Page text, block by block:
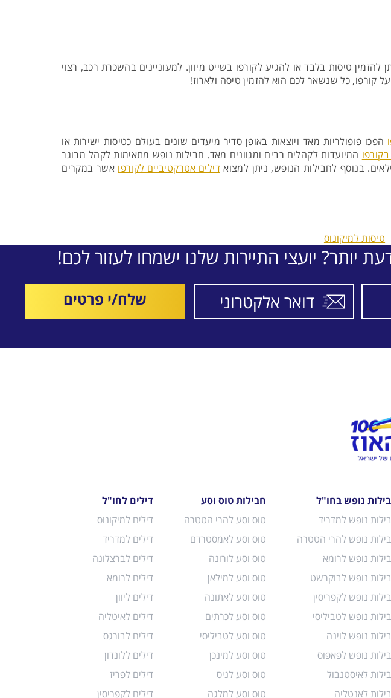
טיסות בלבד או להגיע לקורפו בשייט מיוון. למעוניינים בהשכרת רכב, רצוי
קורפו, כל שנשאר לכם הוא להזמין טיסה ולארוז!
הפכו פופולריות מאד ויוצאות באופן סדיר מיעדים שונים בעולם כטיסות ישירות או
המיועדות לקהלים רבים ומגוונים מאד. חבילות נופש מתאימות לקהל מבוגר
בנוסף לחבילות הנופש, ניתן למצואדילים אטרקטיביים לקורפו אשר במקרים
טיסות למיקונוס
יותר? יועצי התיירות שלנו ישמחו לעזור לכם!
שלח/י פרטים
נופש בחו"ל
נופש למדריד
נופש להרי הטטרה
נופש לרומא
נופש לבוקרשט
נופש לקפריסין
נופש לטביליסי
נופש לוינה
נופש לפאפוס
לאיסטנבול
לאנטליה
חבילות טוס וסע
טוס וסע להרי הטטרה
טוס וסע לאמסטרדם
טוס וסע לורונה
טוס וסע למילאן
טוס וסע לאתונה
טוס וסע לכרתים
טוס וסע לטביליסי
טוס וסע למינכן
טוס וסע לניס
טוס וסע למלגה
דילים לחו"ל
דילים למיקונוס
דילים למדריד
דילים לברצלונה
דילים לרומא
דילים ליוון
דילים לאיטליה
דילים לבורגס
דילים ללונדון
דילים לפריז
דילים לקפריסין